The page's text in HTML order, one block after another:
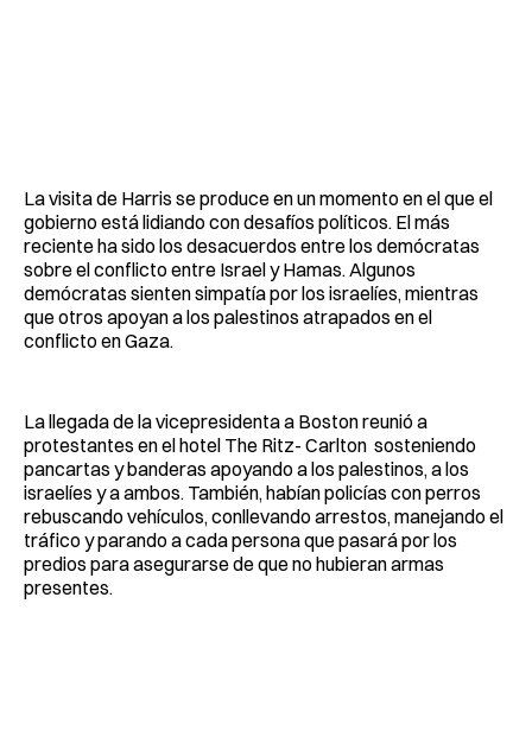
La visita de Harris se produce en un momento en el que el
gobierno está lidiando con desafíos políticos. El más
reciente ha sido los desacuerdos entre los demócratas
sobre el conflicto entre Israel y Hamas. Algunos
demócratas sienten simpatía por los israelíes, mientras
que otros apoyan a los palestinos atrapados en el
conflicto en Gaza.
La llegada de la vicepresidenta a Boston reunió a
protestantes en el hotel The Ritz- Carlton sosteniendo
pancartas y banderas apoyando a los palestinos, a los
israelíes y a ambos. También, habían policías con perros
rebuscando vehículos, conllevando arrestos, manejando el
tráfico y parando a cada persona que pasará por los
predios para asegurarse de que no hubieran armas
presentes.